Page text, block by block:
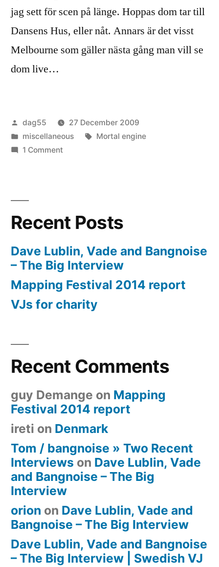
jag sett för scen på länge. Hoppas dom tar till
Dansens Hus, eller nåt. Annars är det visst
Melbourne som gäller nästa gång man vill se
dom live…
Posted
by
dag55
27 December 2009
Posted
in
miscellaneous Tags:
Mortal engine
1 Commenton
motiontracking…
Recent Posts
Dave Lublin, Vade and Bangnoise
– The Big Interview
Mapping Festival 2014 report
VJs for charity
Recent Comments
guy Demange on Mapping
Festival 2014 report
ireti on Denmark
Tom / bangnoise » Two Recent
Interviews on Dave Lublin, Vade
and Bangnoise – The Big
Interview
orion on Dave Lublin, Vade and
Bangnoise – The Big Interview
Dave Lublin, Vade and Bangnoise
– The Big Interview | Swedish VJ